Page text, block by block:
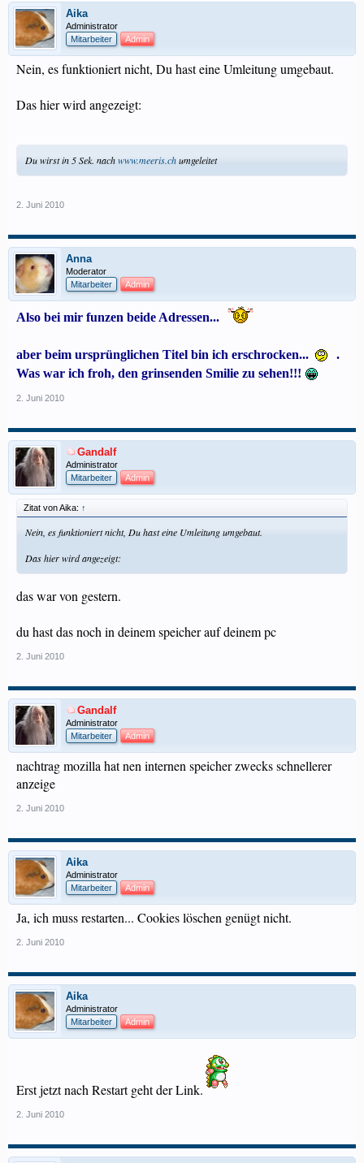
Aika
Administrator
Mitarbeiter
Admin
Nein, es funktioniert nicht, Du hast eine Umleitung umgebaut.
Das hier wird angezeigt:
Du wirst in 5 Sek. nachwww.meeris.chumgeleitet
2. Juni 2010
Anna
Moderator
Mitarbeiter
Admin
Also bei mir funzen beide Adressen...
aber beim ursprünglichen Titel bin ich erschrocken...
.
Was war ich froh, den grinsenden Smilie zu sehen!!!
2. Juni 2010
Gandalf
Administrator
Mitarbeiter
Admin
Zitat von Aika: ↑
Nein, es funktioniert nicht, Du hast eine Umleitung umgebaut.
Das hier wird angezeigt:
das war von gestern.
du hast das noch in deinem speicher auf deinem pc
2. Juni 2010
Gandalf
Administrator
Mitarbeiter
Admin
nachtrag mozilla hat nen internen speicher zwecks schnellerer
anzeige
2. Juni 2010
Aika
Administrator
Mitarbeiter
Admin
Ja, ich muss restarten... Cookies löschen genügt nicht.
2. Juni 2010
Aika
Administrator
Mitarbeiter
Admin
Erst jetzt nach Restart geht der Link.
2. Juni 2010